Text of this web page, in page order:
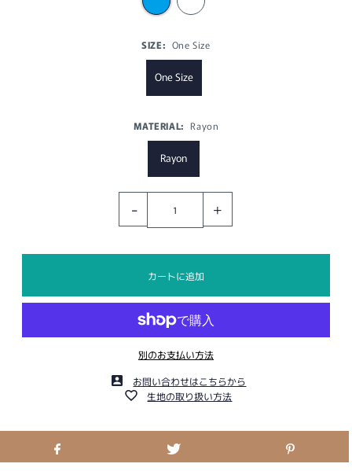
SIZE: One Size
One Size
MATERIAL: Rayon
Rayon
- +
別のお支払い方法
お問い合わせはこちらから
生地の取り扱い方法